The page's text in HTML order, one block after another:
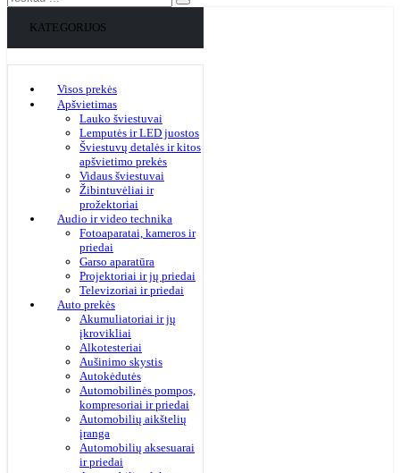
KATEGORIJOS
Visos prekės
Apšvietimas
Lauko šviestuvai
Lemputės ir LED juostos
Šviestuvų detalės ir kitos
apšvietimo prekės
Vidaus šviestuvai
Žibintuvėliai ir
prožektoriai
Audio ir video technika
Fotoaparatai, kameros ir
priedai
Garso aparatūra
Projektoriai ir jų priedai
Televizoriai ir priedai
Auto prekės
Akumuliatoriai ir jų
įkrovikliai
Alkotesteriai
Aušinimo skystis
Autokėdutės
Automobilinės pompos,
kompresoriai ir priedai
Automobilių aikštelių
įranga
Automobilių aksesuarai
ir priedai